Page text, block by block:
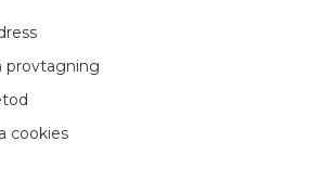
provtagning
cookies